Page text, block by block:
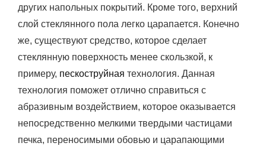
других напольных покрытий. Кроме того, верхний
слой стеклянного пола легко царапается. Конечно
же, существуют средство, которое сделает
стеклянную поверхность менее скользкой, к
примеру, пескоструйная технология. Данная
технология поможет отлично справиться с
абразивным воздействием, которое оказывается
непосредственно мелкими твердыми частицами
печка, переносимыми обовью и царапающими